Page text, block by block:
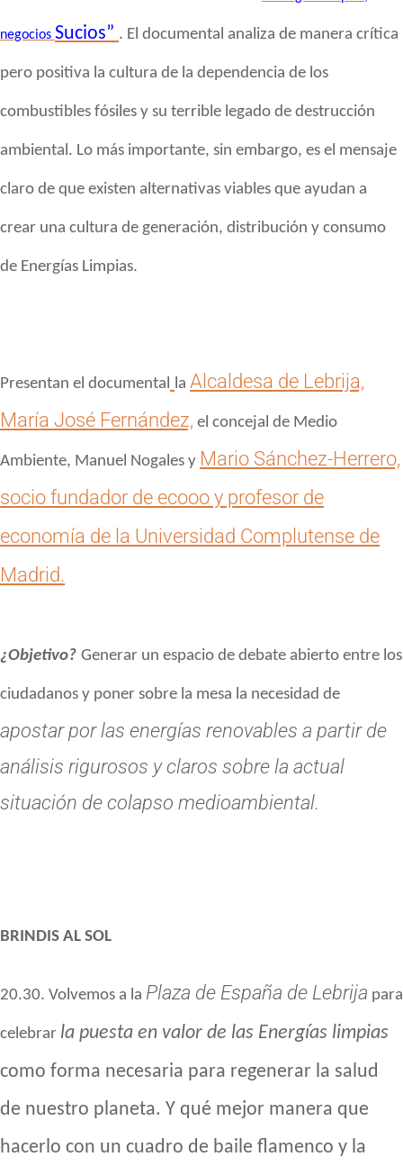
negocios Sucios” . El documental analiza de manera crítica
pero positiva la cultura de la dependencia de los
combustibles fósiles y su terrible legado de destrucción
ambiental. Lo más importante, sin embargo, es el mensaje
claro de que existen alternativas viables que ayudan a
crear una cultura de generación, distribución y consumo
de Energías Limpias.
Presentan el documental la Alcaldesa de Lebrija,
María José Fernández, el concejal de Medio
Ambiente, Manuel Nogales y Mario Sánchez-Herrero,
socio fundador de ecooo y profesor de
economía de la Universidad Complutense de
Madrid.
¿Objetivo? Generar un espacio de debate abierto entre los
ciudadanos y poner sobre la mesa la necesidad de
apostar por las energías renovables a partir de
análisis rigurosos yclaros sobre la actual
situación de colapso medioambiental.
BRINDIS AL SOL
20.30. Volvemos a la Plaza de España de Lebrija para
celebrar la puesta en valor de las Energías limpias
como forma necesaria para regenerar la salud
de nuestro planeta. Y qué mejor manera que
hacerlo con un cuadro de baile flamenco y la